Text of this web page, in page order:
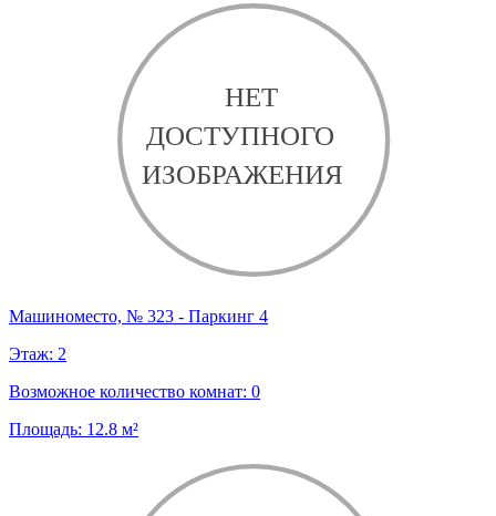
Машиноместо, № 323 - Паркинг 4
Этаж: 2
Возможное количество комнат: 0
Площадь: 12.8 м²